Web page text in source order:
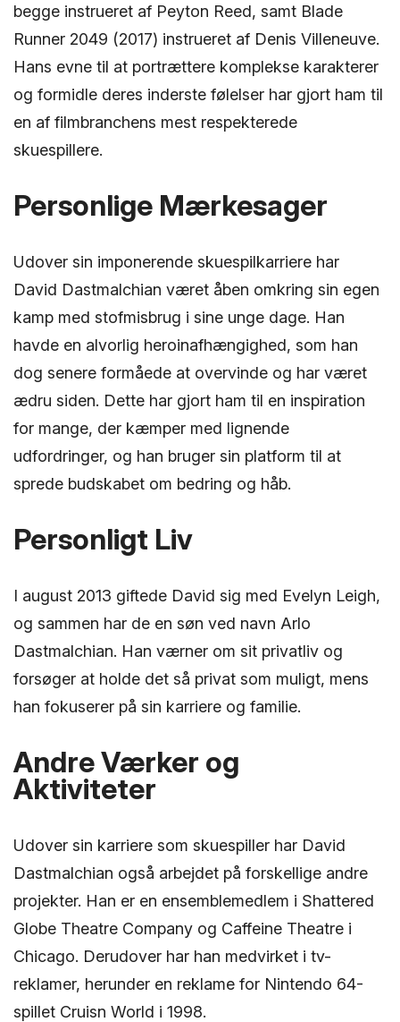
begge instrueret af Peyton Reed, samt Blade
Runner 2049 (2017) instrueret af Denis Villeneuve.
Hans evne til at portrættere komplekse karakterer
og formidle deres inderste følelser har gjort ham til
en af filmbranchens mest respekterede
skuespillere.
Personlige Mærkesager
Udover sin imponerende skuespilkarriere har
David Dastmalchian været åben omkring sin egen
kamp med stofmisbrug i sine unge dage. Han
havde en alvorlig heroinafhængighed, som han
dog senere formåede at overvinde og har været
ædru siden. Dette har gjort ham til en inspiration
for mange, der kæmper med lignende
udfordringer, og han bruger sin platform til at
sprede budskabet om bedring og håb.
Personligt Liv
I august 2013 giftede David sig med Evelyn Leigh,
og sammen har de en søn ved navn Arlo
Dastmalchian. Han værner om sit privatliv og
forsøger at holde det så privat som muligt, mens
han fokuserer på sin karriere og familie.
Andre Værker og
Aktiviteter
Udover sin karriere som skuespiller har David
Dastmalchian også arbejdet på forskellige andre
projekter. Han er en ensemblemedlem i Shattered
Globe Theatre Company og Caffeine Theatre i
Chicago. Derudover har han medvirket i tv-
reklamer, herunder en reklame for Nintendo 64-
spillet Cruisn World i 1998.